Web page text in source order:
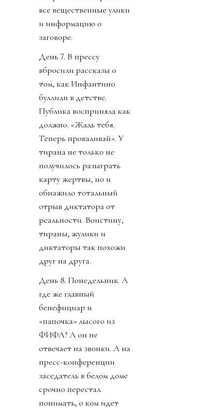
все вещественные улики
и информацию о
заговоре.
День 7. В прессу
вбросили рассказы о
том, как Инфантино
буллили в детстве.
Публика восприняла как
должно. «Жаль тебя.
Теперь проваливай». У
тирана не только не
получилось разыграть
карту жертвы, но и
обнажило тотальный
отрыв диктатора от
реальности. Воистину,
тираны, жулики и
диктаторы так похожи
друг на друга.
День 8. Понедельник. А
где же главный
бенефициар и
«папочка» лысого из
ФИФА? А он не
отвечает на звонки. А на
пресс-конференции
заседатель в белом доме
срочно перестал
понимать, о ком идет